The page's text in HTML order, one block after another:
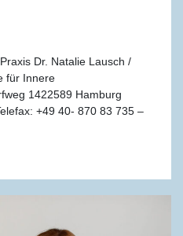
Dr. Natalie Lausch /
für Innere
1422589 Hamburg
+49 40- 870 83 735 –